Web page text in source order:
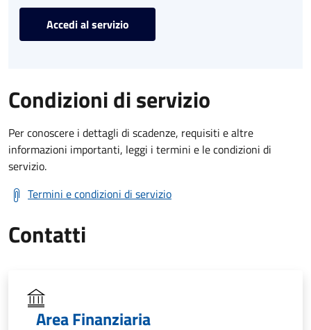
Accedi al servizio
Condizioni di servizio
Per conoscere i dettagli di scadenze, requisiti e altre
informazioni importanti, leggi i termini e le condizioni di
servizio.
Termini e condizioni di servizio
Contatti
Area Finanziaria